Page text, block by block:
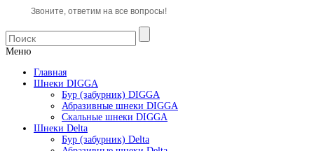
Звоните, ответим на все вопросы!
Меню
Главная
Шнеки DIGGA
Бур (забурник) DIGGA
Абразивные шнеки DIGGA
Скальные шнеки DIGGA
Шнеки Delta
Бур (забурник) Delta